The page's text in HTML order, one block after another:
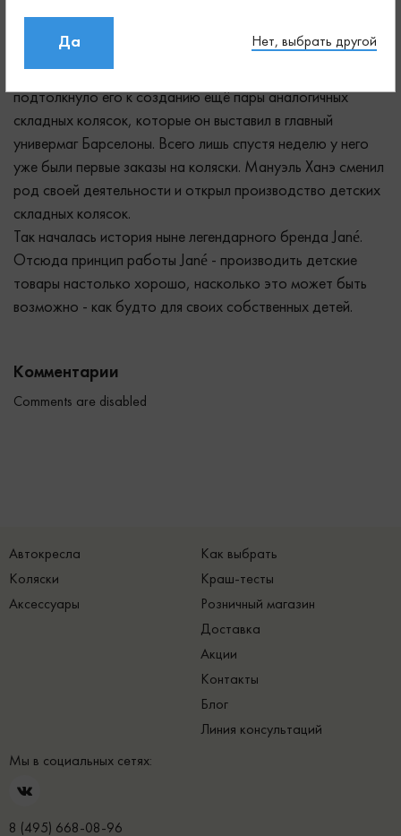
Да Нет, выбрать другой
последователей. Восхищение, с которым восприняли
подтолкнуло его к созданию ещё пары аналогичных
складных колясок, которые он выставил в главный
универмаг Барселоны. Всего лишь спустя неделю у него
уже были первые заказы на коляски. Мануэль Ханэ сменил
род своей деятельности и открыл производство детских
складных колясок.
Так началась история ныне легендарного бренда Jané.
Отсюда принцип работы Jané - производить детские
товары настолько хорошо, насколько это может быть
возможно - как будто для своих собственных детей.
Комментарии
Comments are disabled
Автокресла
Коляски
Аксессуары
Как выбрать
Краш-тесты
Розничный магазин
Доставка
Акции
Контакты
Блог
Линия консультаций
Мы в социальных сетях:
8 (495) 668-08-96